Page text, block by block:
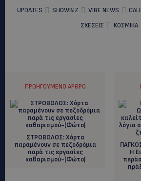
UPDATES SHOWBIZ VIBE NEWS
ΣΧΕΣΕΙΣ
ΚΟΣΜΙΚΑ
ΠΡΟΗΓΟΎΜΕΝΟ ΆΡΘΡΟ
ΣΤΡΟΒΟΛΟΣ: Χόρτα
παραμένουν σε πεζοδρόμια
παρά τις εργασίες
καθαρισμού-(Φώτο)
Η